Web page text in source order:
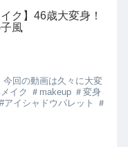
ク】46歳大変身！
風
今回の動画は久々に大変
イク ＃makeup ＃変身
イシャドウパレット ＃